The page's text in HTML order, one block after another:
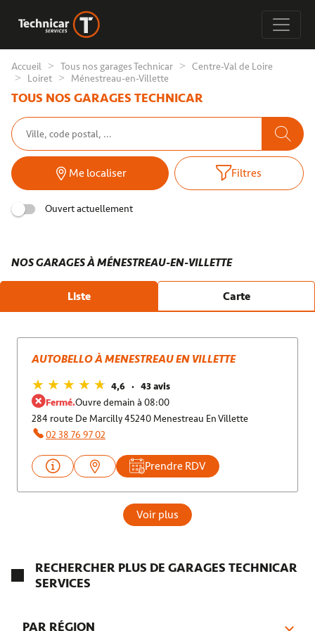
Accueil Tous nos garages Technicar
Centre-Val de Loire
Loiret
Ménestreau-en-Villette
TOUS NOS GARAGES TECHNICAR
Me localiser Filtres
Ouvert actuellement
NOS GARAGES À MÉNESTREAU-EN-VILLETTE
Liste Carte
AUTOBELLO À MENESTREAU EN VILLETTE
4,6
43 avis
Fermé.Ouvre demain à 08:00
284 route De Marcilly 45240 Menestreau En Villette
02 38 76 97 02
Prendre RDV
Voir plus
RECHERCHER PLUS DE GARAGES TECHNICAR
SERVICES
PAR RÉGION